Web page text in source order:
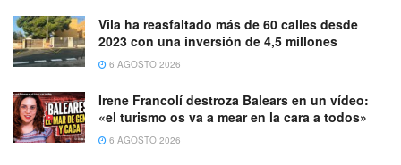
Vila ha reasfaltado más de 60 calles desde
2023 con una inversión de 4,5 millones
6 AGOSTO 2026
Irene Francolí destroza Balears en un vídeo:
«el turismo os va a mear en la cara a todos»
6 AGOSTO 2026